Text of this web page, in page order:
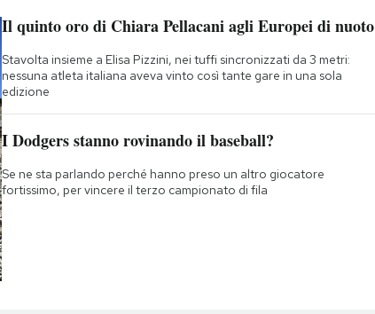
Il quinto oro di Chiara Pellacani agli Europei di nuoto
Stavolta insieme a Elisa Pizzini, nei tuffi sincronizzati da 3 metri:
nessuna atleta italiana aveva vinto così tante gare in una sola
edizione
I Dodgers stanno rovinando il baseball?
Se ne sta parlando perché hanno preso un altro giocatore
fortissimo, per vincere il terzo campionato di fila